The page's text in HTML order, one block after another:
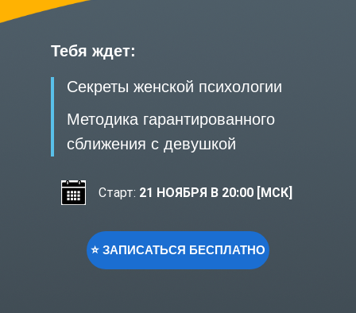
⭐ ЗАПИСАТЬСЯ БЕСПЛАТНО
Старт: 21 НОЯБРЯ В 20:00 [МСК]
Тебя ждет:
Секреты женской психологии
Методика гарантированного
сближения с девушкой